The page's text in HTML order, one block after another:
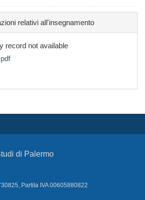
relativi all'insegnamento
record not available
di Palermo
Partita IVA 00605880822